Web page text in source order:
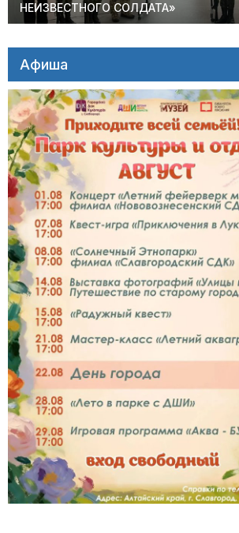
НЕИЗВЕСТНОГО СОЛДАТА»
Афиша